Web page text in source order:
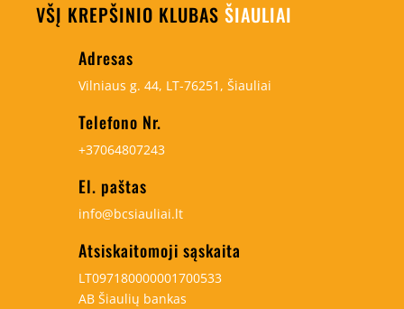
VŠĮ KREPŠINIO KLUBAS ŠIAULIAI
Adresas
Vilniaus g. 44, LT-76251, Šiauliai
Telefono Nr.
+37064807243
El. paštas
info@bcsiauliai.lt
Atsiskaitomoji sąskaita
LT097180000001700533
AB Šiaulių bankas